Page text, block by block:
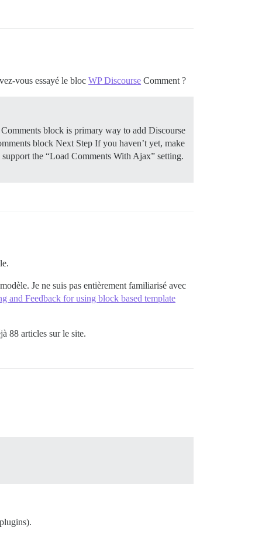
vous essayé le blocWP Discourse Comment ?
block is primary way to add Discourse
block Next Step If you haven’t yet, make
the “Load Comments With Ajax” setting.
Je ne suis pas entièrement familiarisé avec
and Feedback for using block based template
88 articles sur le site.